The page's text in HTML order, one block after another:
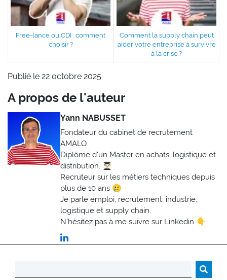
Free-lance ou CDI : comment
choisir ?
Comment la supply chain peut
aider votre entreprise à survivre
à la crise ?
Publié le 22 octobre 2025
A propos de l'auteur
Yann NABUSSET
Fondateur du cabinet de recrutement
AMALO
Diplômé d'un Master en achats, logistique et
distribution. 👨🏻‍🎓
Recruteur sur les métiers techniques depuis
plus de 10 ans 🥲
Je parle emploi, recrutement, industrie,
logistique et supply chain.
N'hésitez pas à me suivre sur Linkedin 👇